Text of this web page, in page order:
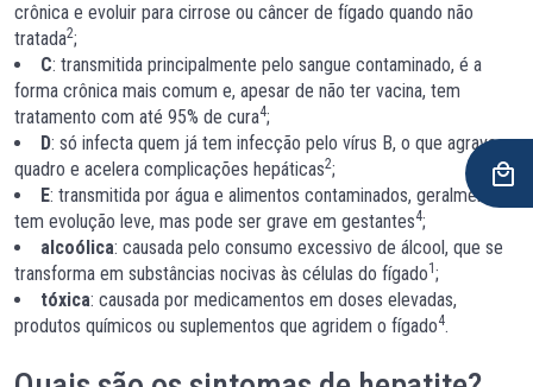
crônica e evoluir para cirrose ou câncer de fígado quando não
tratada2;
C: transmitida principalmente pelo sangue contaminado, é a
forma crônica mais comum e, apesar de não ter vacina, tem
tratamento com até 95% de cura4;
D: só infecta quem já tem infecção pelo vírus B, o que agrava o
quadro e acelera complicações hepáticas2;
E: transmitida por água e alimentos contaminados, geralmente
tem evolução leve, mas pode ser grave em gestantes4;
alcoólica: causada pelo consumo excessivo de álcool, que se
transforma em substâncias nocivas às células do fígado1;
tóxica: causada por medicamentos em doses elevadas,
produtos químicos ou suplementos que agridem o fígado4.